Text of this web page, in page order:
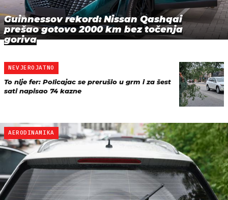
Guinnessov rekord: Nissan Qashqai
prešao gotovo 2000 km bez točenja
goriva
NEVJEROJATNO
To nije fer: Policajac se prerušio u grm i za šest
sati napisao 74 kazne
AERODINAMIKA